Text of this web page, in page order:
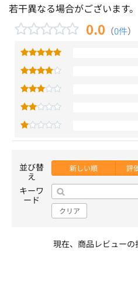
若干異なる場合がございます。
0.0 （0件）
並び替
え
新しい順 評
キーワ
ード
クリア
現在、商品レビューの